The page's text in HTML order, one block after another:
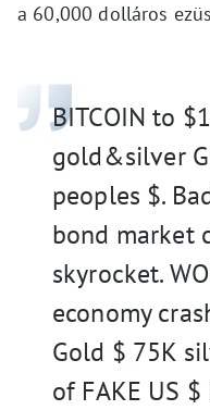
a 60,000 dolláros
BITCOIN to
gold&silver
peoples $.
bond market
skyrocket.
economy
Gold $ 75K
of FAKE US $